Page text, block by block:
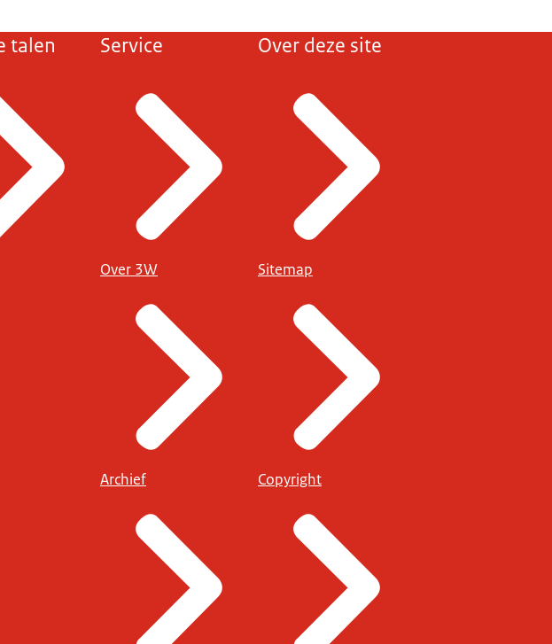
talen Service
Over 3W
Archief
Over deze site
Sitemap
Copyright